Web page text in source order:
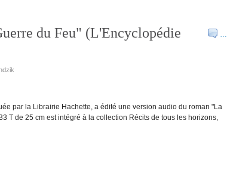
…
du Feu" (L'Encyclopédie
par la Librairie Hachette, a édité une version audio du roman "La
T de 25 cm est intégré à la collection Récits de tous les horizons,